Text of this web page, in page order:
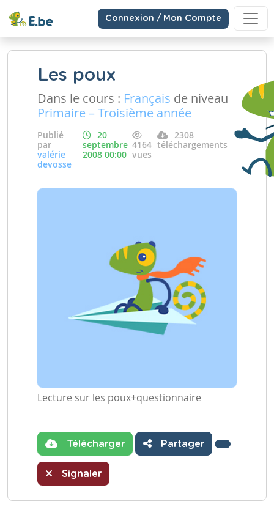
Connexion / Mon Compte
Les poux
Dans le cours : Français de niveau
Primaire – Troisième année
Publié
par
valérie
devosse
20
septembre
2008 00:00
4164
vues
2308
téléchargements
Lecture sur les poux+questionnaire
Télécharger Partager
Signaler